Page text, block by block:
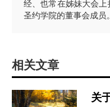
经、也常在姊妹大会
圣约学院的董事会成员。
相关文章
关